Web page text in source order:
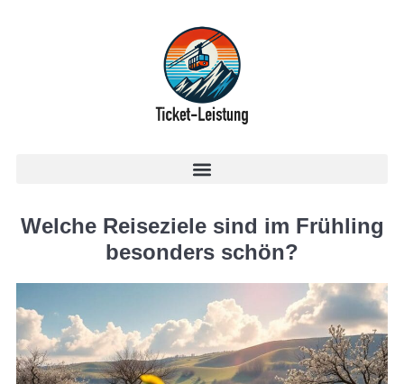
Welche Reiseziele sind im Frühling
besonders schön?